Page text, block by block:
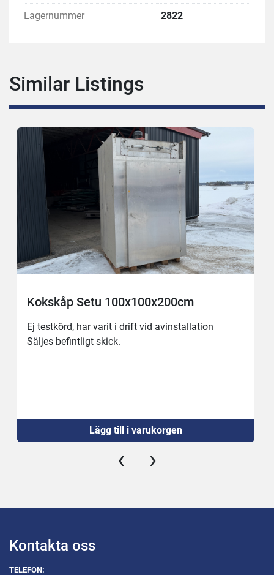
Lagernummer 2822
Similar Listings
Kokskåp Setu 100x100x200cm
Ej testkörd, har varit i drift vid avinstallation
Säljes befintligt skick.
Lägg till i varukorgen
‹ ›
Kontakta oss
TELEFON: